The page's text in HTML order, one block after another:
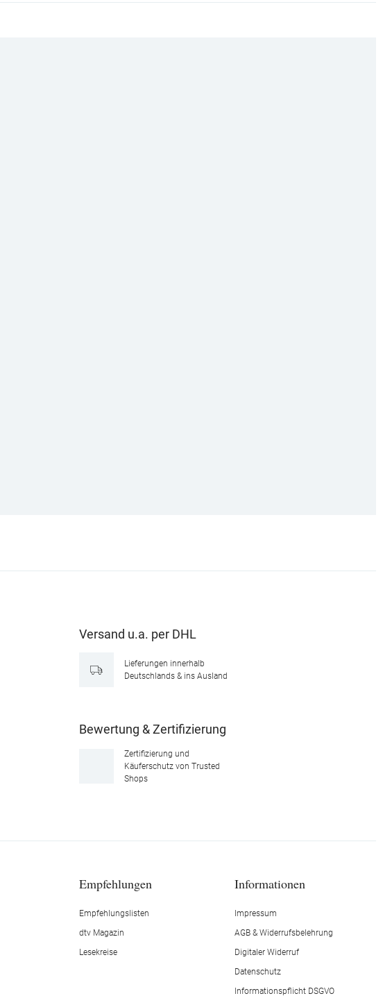
Versand u.a. per DHL
Lieferungen innerhalb
Deutschlands & ins Ausland
Bewertung & Zertifizierung
Zertifizierung und
Käuferschutz von Trusted
Shops
Empfehlungen
Empfehlungslisten
dtv Magazin
Lesekreise
Informationen
Impressum
AGB & Widerrufsbelehrung
Digitaler Widerruf
Datenschutz
Informationspflicht DSGVO